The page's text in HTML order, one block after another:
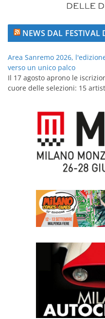
NEWS DAL FESTIVAL
Area Sanremo 2026,
verso un unico palco
Il 17 agosto aprono le
cuore delle selezioni: 15